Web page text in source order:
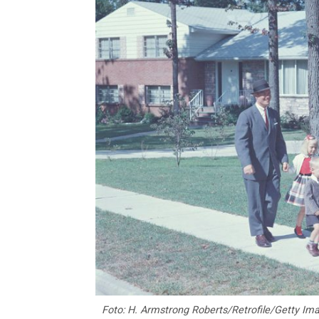
Foto: H. Armstrong Roberts/Retrofile/Getty